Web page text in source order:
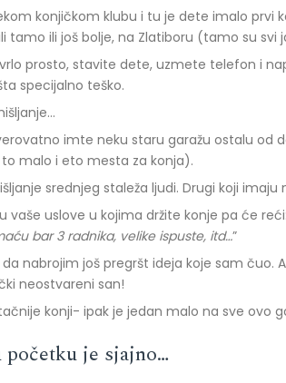
konjičkom klubu i tu je dete imalo
tamo ili još bolje, na Zlatiboru (tamo su svi
prosto, stavite dete, uzmete telefon i
specijalno teško.
imte neku staru garažu ostalu od
malo i eto mesta za konja).
srednjeg staleža ljudi. Drugi koji imaju
vaše uslove u kojima držite konje pa će
bar 3 radnika, velike ispuste, itd…”
nabrojim još pregršt ideja koje sam čuo.
neostvareni san!
konji- ipak je jedan malo na sve ovo
početku je sjajno…